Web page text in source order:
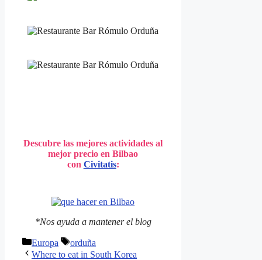
Descubre las mejores actividades al
mejor precio en Bilbao
con Civitatis:
*Nos ayuda a mantener el blog
Categorías
Europa Etiquetas
orduña
Where to eat in South Korea